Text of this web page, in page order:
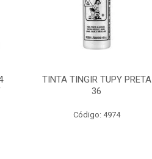
TINTA TINGIR TUPY PRETA
36
Código: 4974